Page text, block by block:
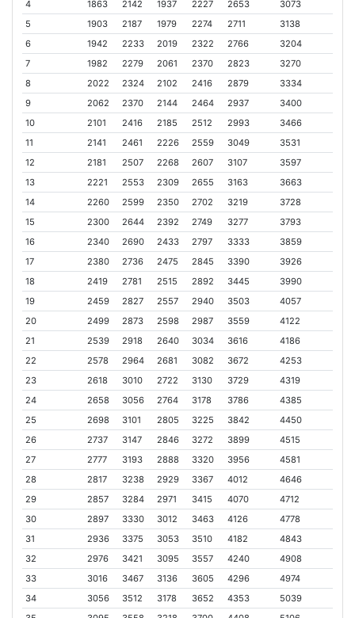
4 1863 2142 1937 2227 2653
3073
5
1903 2187 1979 2274 2711
3138
6
1942 2233 2019 2322 2766
3204
7
1982 2279 2061 2370 2823
3270
8
2022 2324 2102 2416 2879
3334
9
2062 2370 2144 2464 2937
3400
10
2101 2416 2185 2512 2993
3466
11
2141 2461 2226 2559 3049
3531
12
2181 2507 2268 2607 3107
3597
13
2221 2553 2309 2655 3163
3663
14
2260 2599 2350 2702 3219
3728
15
2300 2644 2392 2749 3277
3793
16
2340 2690 2433 2797 3333
3859
17
2380 2736 2475 2845 3390
3926
18
2419 2781 2515 2892 3445
3990
19
2459 2827 2557 2940 3503
4057
20
2499 2873 2598 2987 3559
4122
21
2539 2918 2640 3034 3616
4186
22
2578 2964 2681 3082 3672
4253
23
2618 3010 2722 3130 3729
4319
24
2658 3056 2764 3178 3786
4385
25
2698 3101 2805 3225 3842
4450
26
2737 3147 2846 3272 3899
4515
27
2777 3193 2888 3320 3956
4581
28
2817 3238 2929 3367 4012
4646
29
2857 3284 2971 3415 4070
4712
30
2897 3330 3012 3463 4126
4778
31
2936 3375 3053 3510 4182
4843
32
2976 3421 3095 3557 4240
4908
33
3016 3467 3136 3605 4296
4974
34
3056 3512 3178 3652 4353
5039